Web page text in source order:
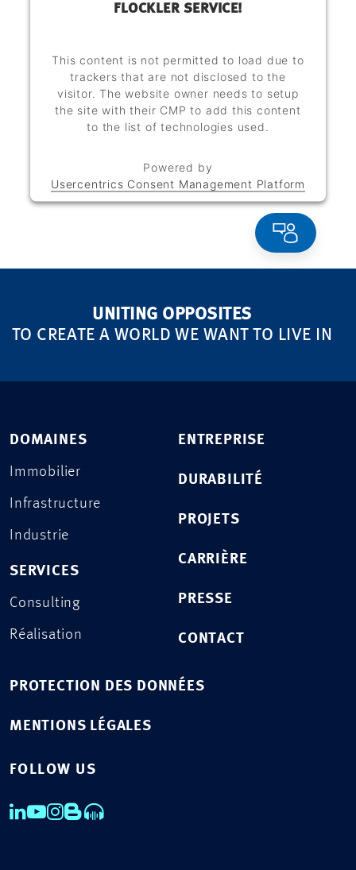
FLOCKLER SERVICE!
This content is not permitted to load due to
trackers that are not disclosed to the
visitor. The website owner needs to setup
the site with their CMP to add this content
to the list of technologies used.
Powered by
Usercentrics Consent Management Platform
UNITING OPPOSITES
TO CREATE A WORLD WE WANT TO LIVE IN
DOMAINES
Immobilier
Infrastructure
Industrie
SERVICES
Consulting
Réalisation
ENTREPRISE
DURABILITÉ
PROJETS
CARRIÈRE
PRESSE
CONTACT
PROTECTION DES DONNÉES
MENTIONS LÉGALES
FOLLOW US